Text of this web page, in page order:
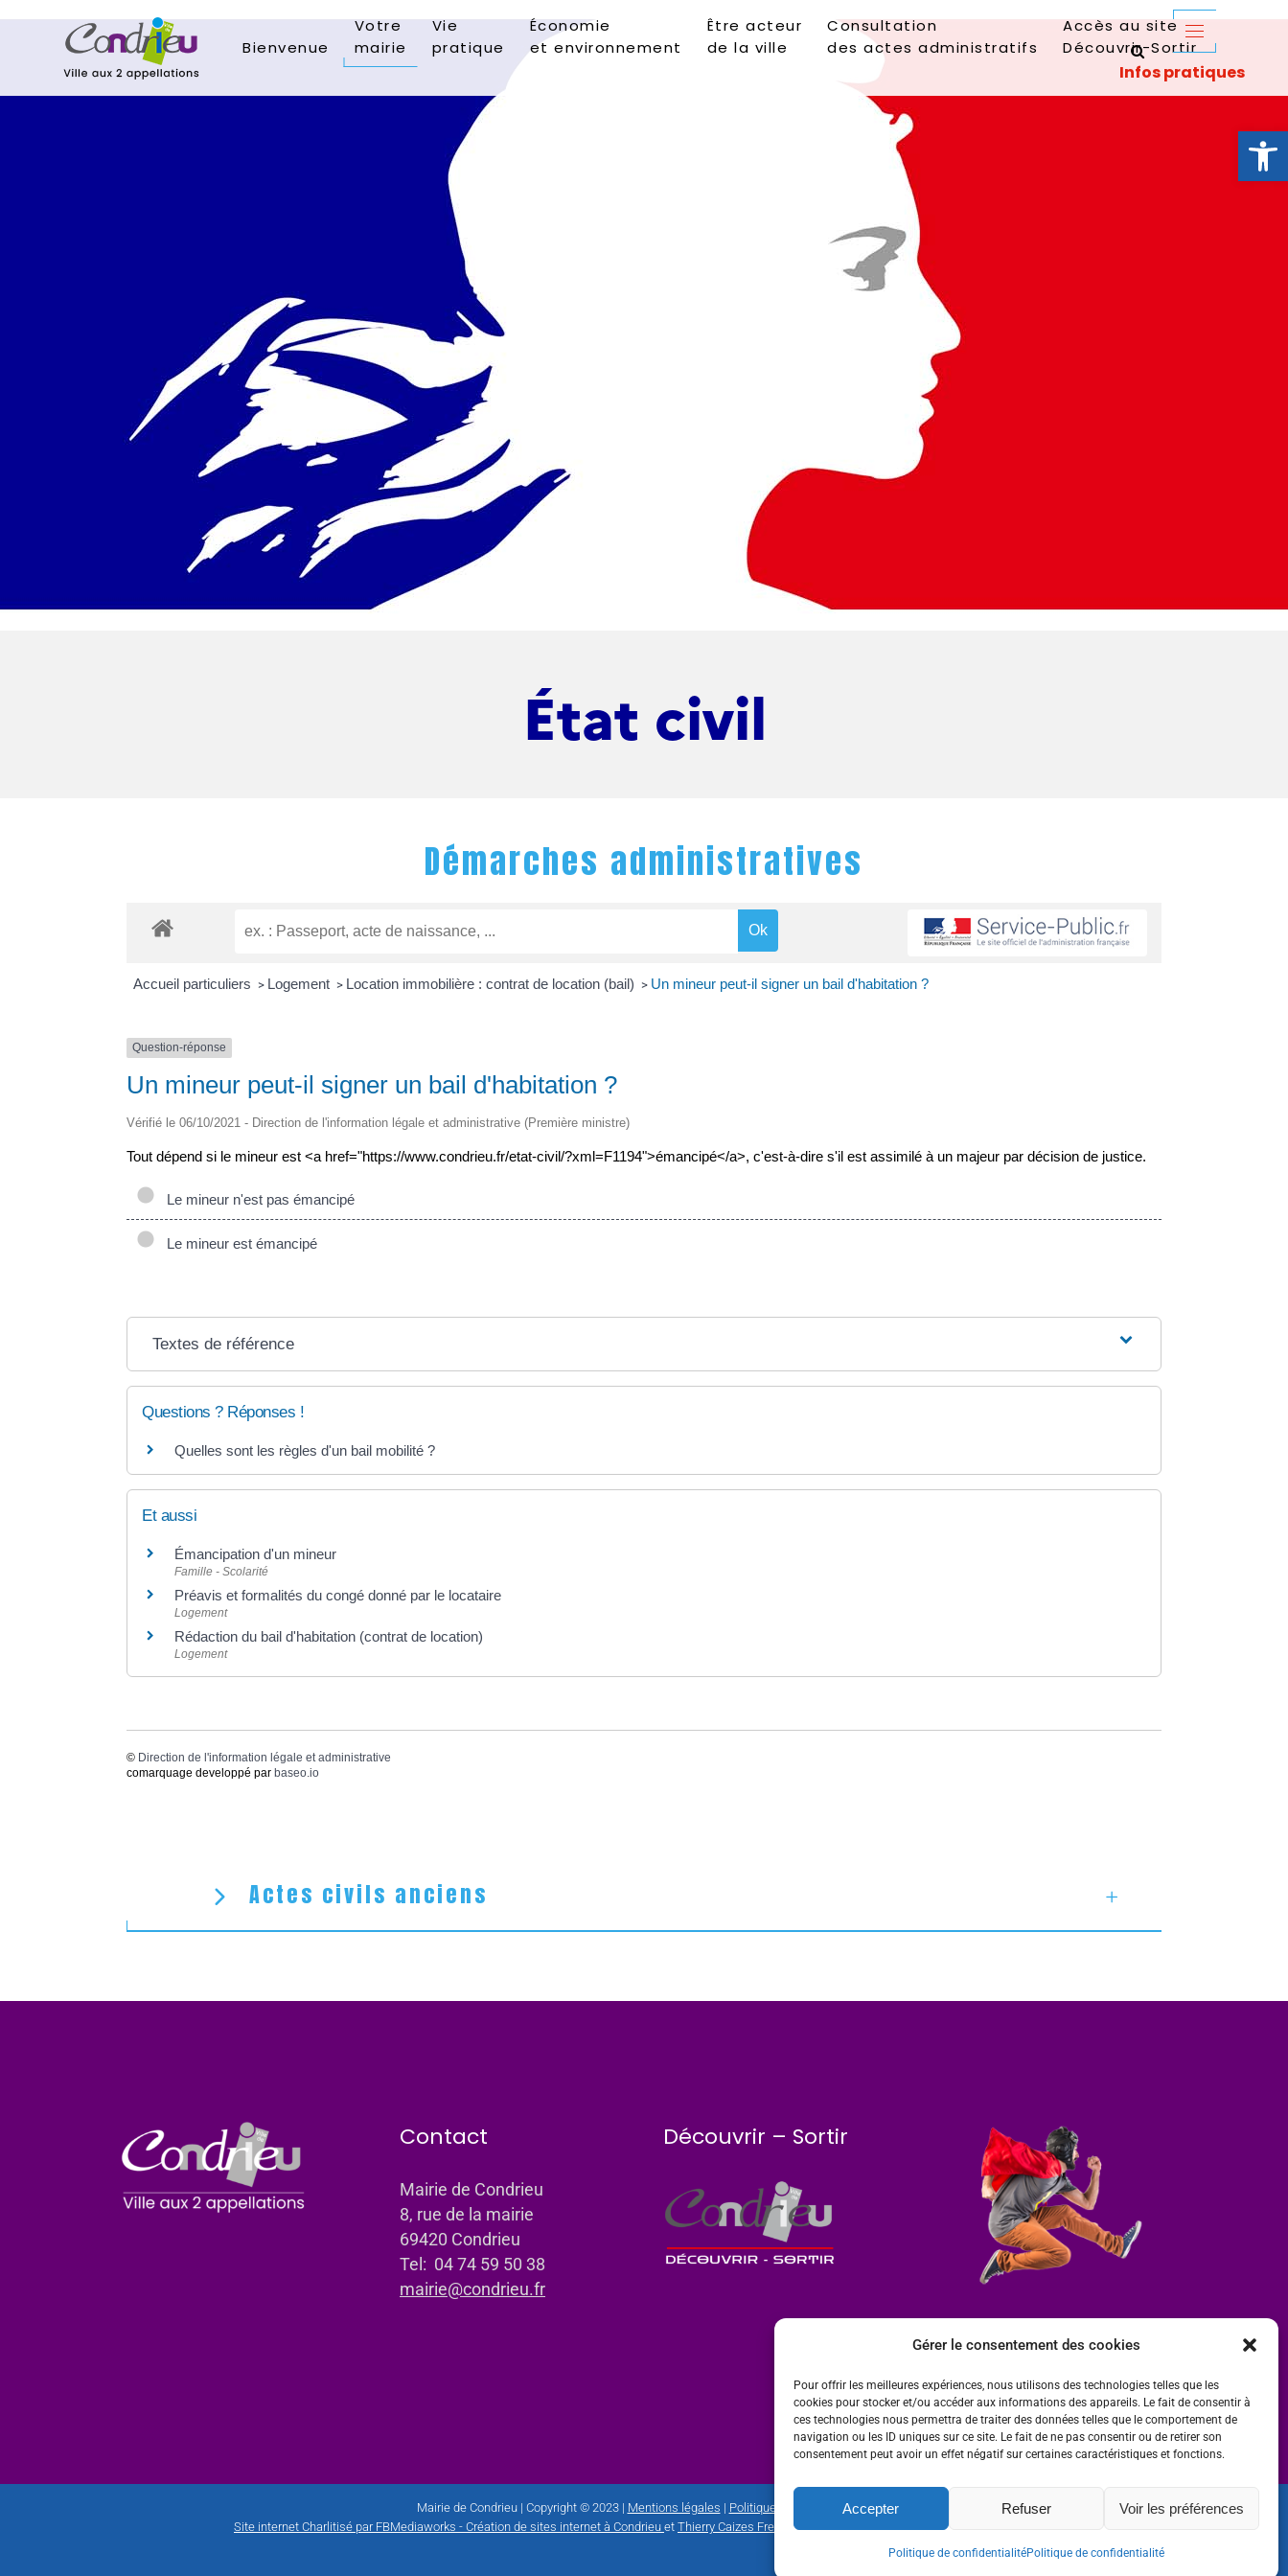
Ouvrir
Gérer le consentement des cookies
Pour offrir les meilleures expériences, nous utilisons des technologies telles que les
cookies pour stocker et/ou accéder aux informations des appareils. Le fait de consentir à
ces technologies nous permettra de traiter des données telles que le comportement de
navigation ou les ID uniques sur ce site. Le fait de ne pas consentir ou de retirer son
consentement peut avoir un effet négatif sur certaines caractéristiques et fonctions.
Accepter Refuser Voir les préférences
Politique de confidentialitéPolitique de confidentialité
Bienvenue
Votre
mairie
Vie
pratique
Économie
et environnement
Être acteur
de la ville
Consultation
des actes administratifs
Accès au site
Découvrir-Sortir
État civil
Démarches administratives
Accueil particuliers > Logement > Location immobilière : contrat de location (bail) > Un mineur peut-il signer un bail d'habitation ?
Question-réponse
Un mineur peut-il signer un bail d'habitation ?
Vérifié le 06/10/2021 - Direction de l'information légale et administrative (Première ministre)
Tout dépend si le mineur est <a href="https://www.condrieu.fr/etat-civil/?xml=F1194">émancipé</a>, c'est-à-dire s'il est assimilé à un majeur par décision de justice.
Le mineur n'est pas émancipé
Le mineur est émancipé
Textes de référence
Questions ? Réponses !
Quelles sont les règles d'un bail mobilité ?
Et aussi
Émancipation d'un mineur
Famille - Scolarité
Préavis et formalités du congé donné par le locataire
Logement
Rédaction du bail d'habitation (contrat de location)
Logement
© Direction de l'information légale et administrative
comarquage developpé par baseo.io
Actes civils anciens
Contact
Mairie de Condrieu
8, rue de la mairie
69420 Condrieu
Tel: 04 74 59 50 38
mairie@condrieu.fr
Découvrir – Sortir
Mairie de Condrieu | Copyright © 2023 | Mentions légales | Politique de confidentialité
Site internet Charlitisé par FBMediaworks - Création de sites internet à Condrieu et Thierry Caizes Freelance| Photos parOmbre et Matière - Photographe